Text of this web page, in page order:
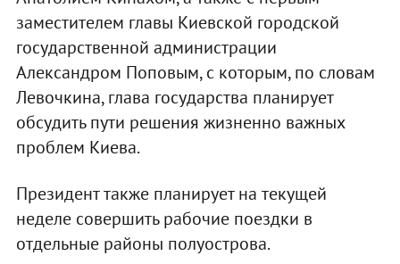
заместителем главы Киевской городской
государственной администрации
Александром Поповым, с которым, по словам
Левочкина, глава государства планирует
обсудить пути решения жизненно важных
проблем Киева.
Президент также планирует на текущей
неделе совершить рабочие поездки в
отдельные районы полуострова.